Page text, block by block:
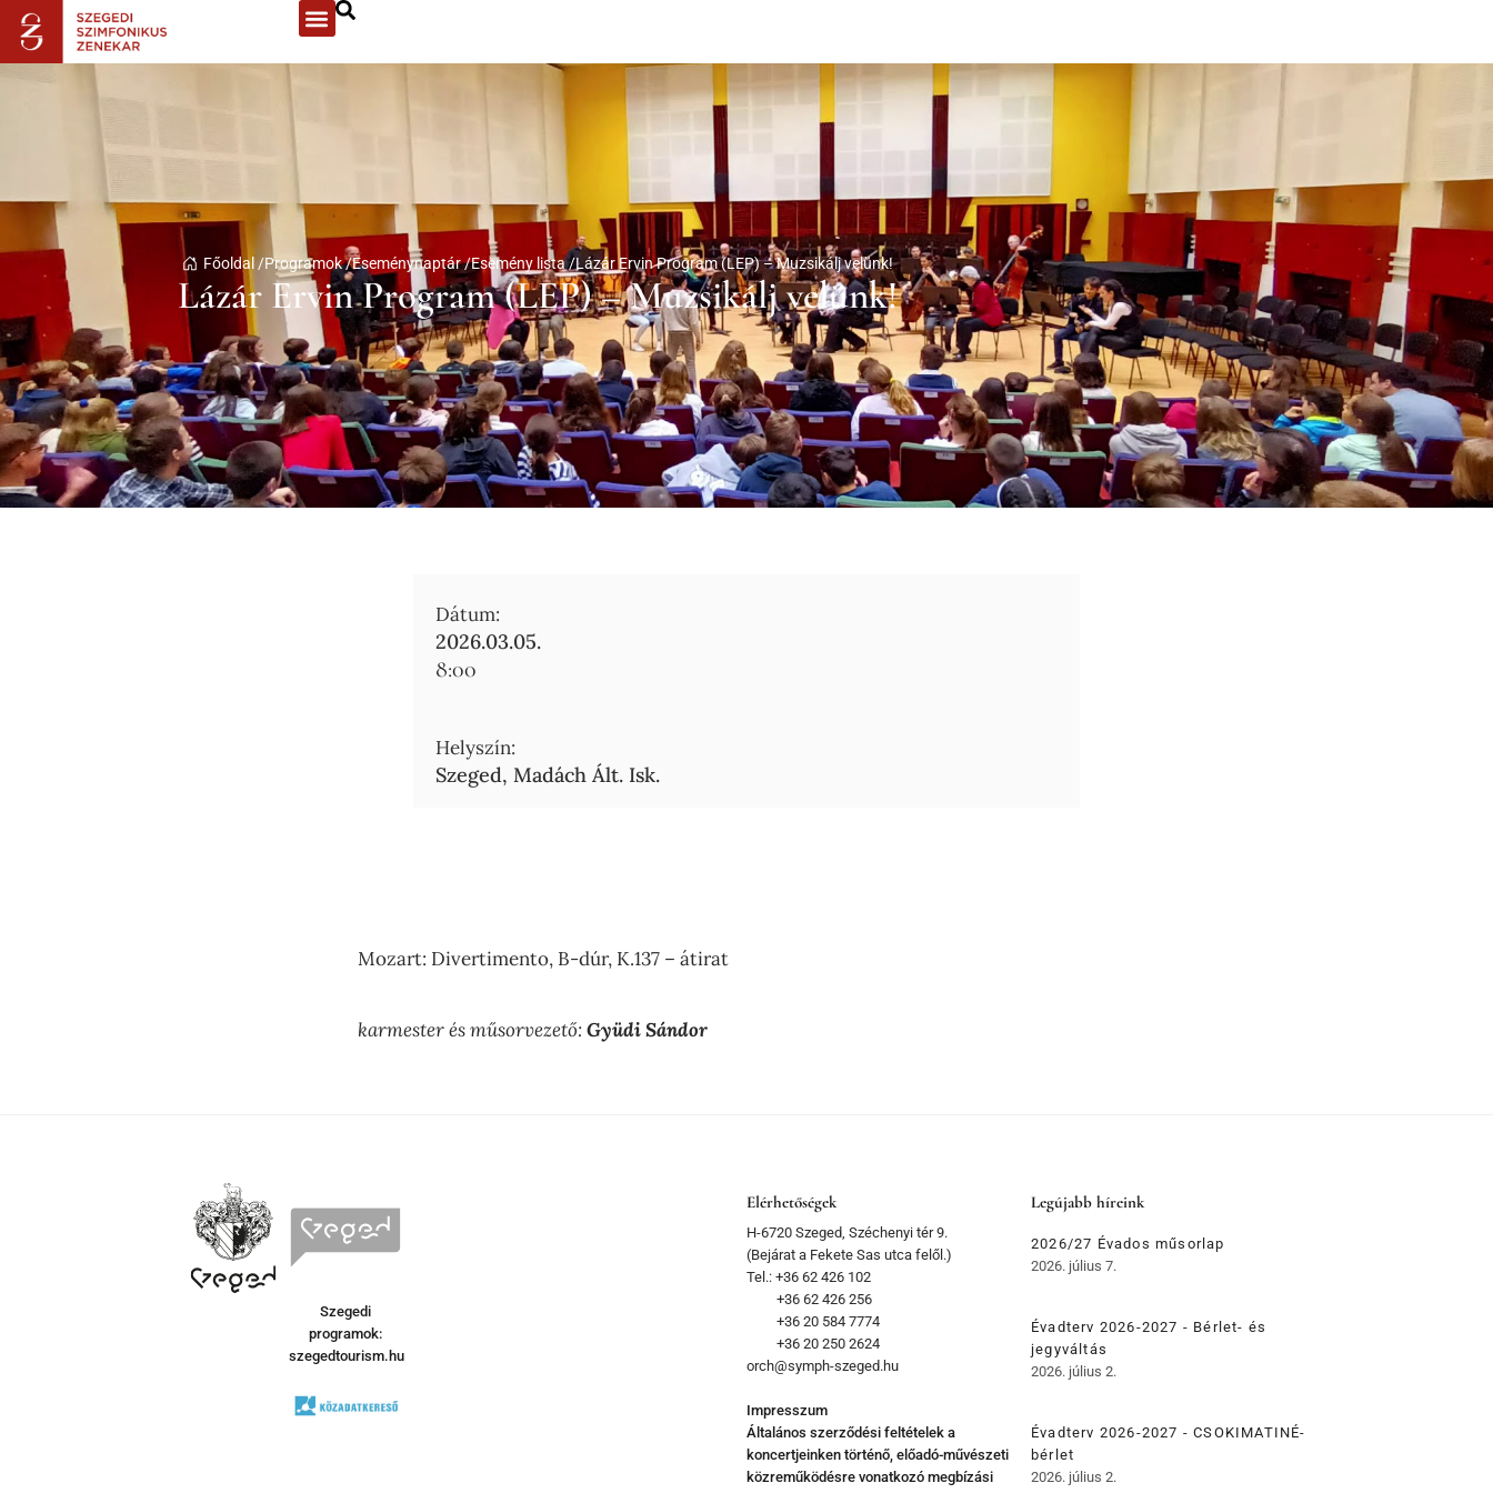
Főoldal /Programok /Eseménynaptár /Esemény lista /Lázár Ervin Program (LEP) – Muzsikálj velünk!
Lázár Ervin Program (LEP) – Muzsikálj velünk!
Dátum:
2026.03.05.
8:00
Helyszín:
Szeged, Madách Ált. Isk.
Mozart: Divertimento, B-dúr, K.137 – átirat
karmester és műsorvezető:Gyüdi Sándor
Szegedi
programok:
szegedtourism.hu
Elérhetőségek
H-6720 Szeged, Széchenyi tér 9.
(Bejárat a Fekete Sas utca felől.)
Tel.: +36 62 426 102
+36 62 426 256
+36 20 584 7774
+36 20 250 2624
orch@symph-szeged.hu
Impresszum
Általános szerződési feltételek a
koncertjeinken történő, előadó-művészeti
közreműködésre vonatkozó megbízási
Legújabb híreink
2026/27 Évados műsorlap
2026. július 7.
Évadterv 2026-2027 - Bérlet- és
jegyváltás
2026. július 2.
Évadterv 2026-2027 - CSOKIMATINÉ-
bérlet
2026. július 2.